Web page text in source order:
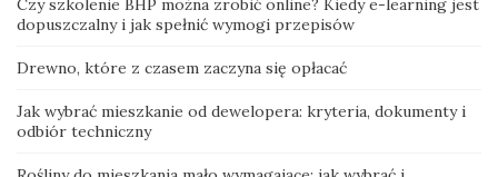
Czy szkolenie BHP można zrobić online? Kiedy e-learning jest
dopuszczalny i jak spełnić wymogi przepisów
Drewno, które z czasem zaczyna się opłacać
Jak wybrać mieszkanie od dewelopera: kryteria, dokumenty i
odbiór techniczny